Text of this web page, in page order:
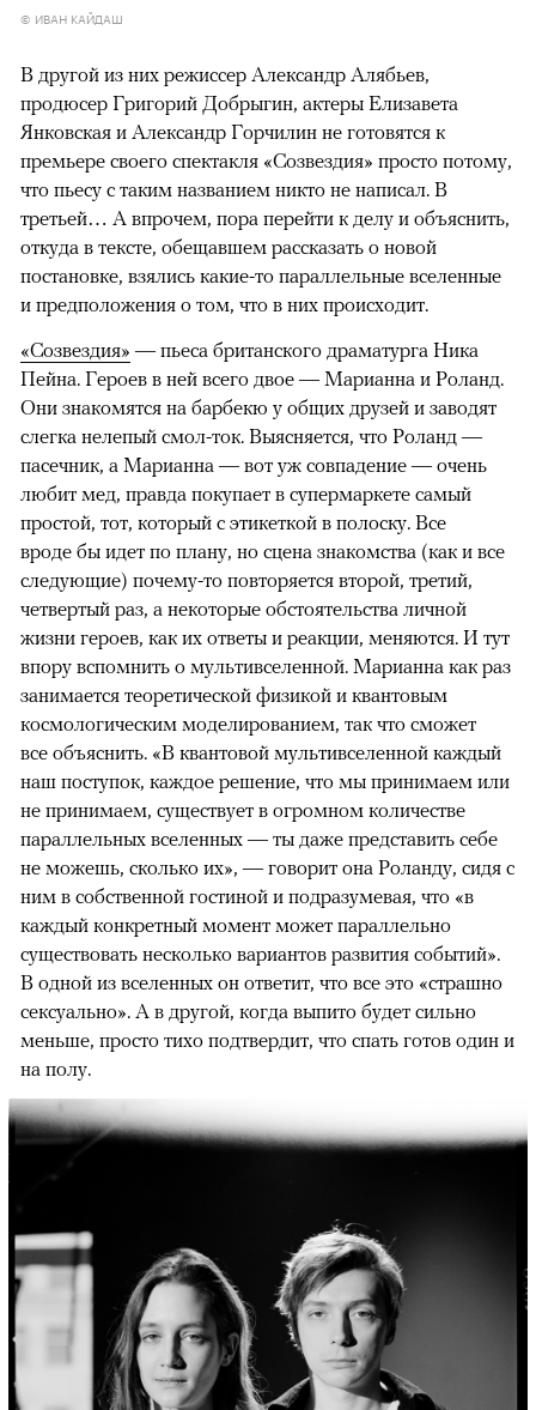
© ИВАН КАЙДАШ
В другой из них режиссер Александр Алябьев,
продюсер Григорий Добрыгин, актеры Елизавета
Янковская и Александр Горчилин не готовятся к
премьере своего спектакля «Созвездия» просто потому,
что пьесу с таким названием никто не написал. В
третьей… А впрочем, пора перейти к делу и объяснить,
откуда в тексте, обещавшем рассказать о новой
постановке, взялись какие-то параллельные вселенные
и предположения о том, что в них происходит.
00:00 / 00:00
«Созвездия» — пьеса британского драматурга Ника
Пейна. Героев в ней всего двое — Марианна и Роланд.
Они знакомятся на барбекю у общих друзей и заводят
слегка нелепый смол-ток. Выясняется, что Роланд —
пасечник, а Марианна — вот уж совпадение — очень
любит мед, правда покупает в супермаркете самый
простой, тот, который с этикеткой в полоску. Все
вроде бы идет по плану, но сцена знакомства (как и все
следующие) почему-то повторяется второй, третий,
четвертый раз, а некоторые обстоятельства личной
жизни героев, как их ответы и реакции, меняются. И тут
впору вспомнить о мультивселенной. Марианна как раз
занимается теоретической физикой и квантовым
космологическим моделированием, так что сможет
все объяснить. «В квантовой мультивселенной каждый
наш поступок, каждое решение, что мы принимаем или
не принимаем, существует в огромном количестве
параллельных вселенных — ты даже представить себе
не можешь, сколько их», — говорит она Роланду, сидя с
ним в собственной гостиной и подразумевая, что «в
каждый конкретный момент может параллельно
существовать несколько вариантов развития событий».
В одной из вселенных он ответит, что все это «страшно
сексуально». А в другой, когда выпито будет сильно
меньше, просто тихо подтвердит, что спать готов один и
на полу.